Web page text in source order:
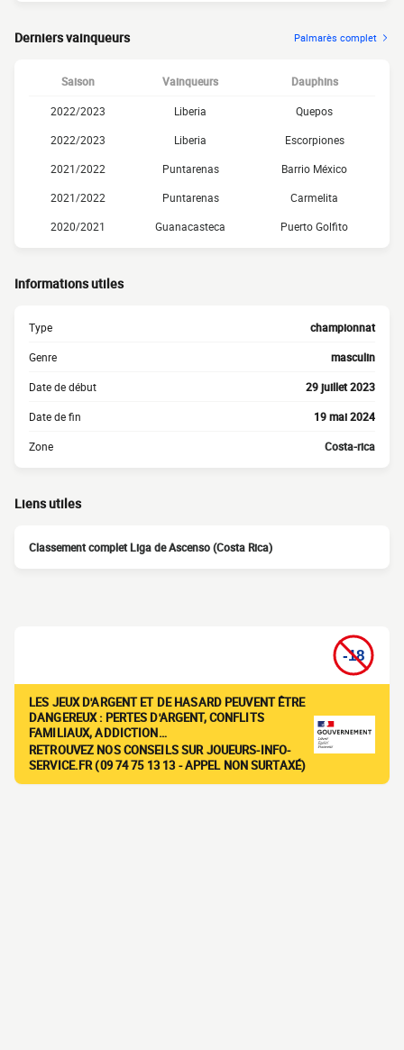
Derniers vainqueurs Palmarès complet
Saison Vainqueurs Dauphins
2022/2023 Liberia
Quepos
2022/2023
Liberia
Escorpiones
2021/2022
Puntarenas
Barrio México
2021/2022
Puntarenas
Carmelita
2020/2021
Guanacasteca Puerto Golfito
Informations utiles
Type championnat
Genre masculin
Date de début 29 juillet 2023
Date de fin 19 mai 2024
Zone Costa-rica
Liens utiles
Classement complet Liga de Ascenso (Costa Rica)
LES JEUX D'ARGENT ET DE HASARD PEUVENT ÊTRE
DANGEREUX : PERTES D'ARGENT, CONFLITS
FAMILIAUX, ADDICTION…
RETROUVEZ NOS CONSEILS SUR JOUEURS-INFO-
SERVICE.FR (09 74 75 13 13 - APPEL NON SURTAXÉ)